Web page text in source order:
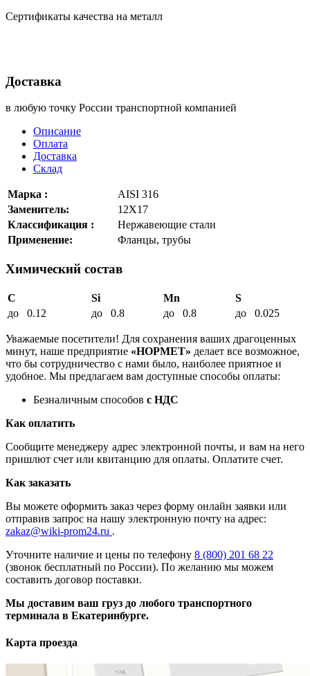
Сертификаты качества на металл
Доставка
в любую точку России транспортной компанией
Описание
Оплата
Доставка
Склад
Марка :
AISI 316
Заменитель:
12Х17
Классификация :
Нержавеющие стали
Применение:
Фланцы, трубы
Химический состав
C Si Mn
S
до 0.12
до 0.8 до 0.8 до 0.025
Уважаемые посетители! Для сохранения ваших драгоценных
минут, наше предприятие «НОРМЕТ» делает все возможное,
что бы сотрудничество с нами было, наиболее приятное и
удобное. Мы предлагаем вам доступные способы оплаты:
Безналичным способов с НДС
Как оплатить
Сообщите менеджеру адрес электронной почты, и вам на него
пришлют счет или квитанцию для оплаты. Оплатите счет.
Как заказать
Вы можете оформить заказ через форму онлайн заявки или
отправив запрос на нашу электронную почту на адрес:
zakaz@wiki-prom24.ru .
Уточните наличие и цены по телефону 8 (800) 201 68 22
(звонок бесплатный по России). По желанию мы можем
составить договор поставки.
Мы доставим ваш груз до любого транспортного
терминала в Екатеринбурге.
Карта проезда